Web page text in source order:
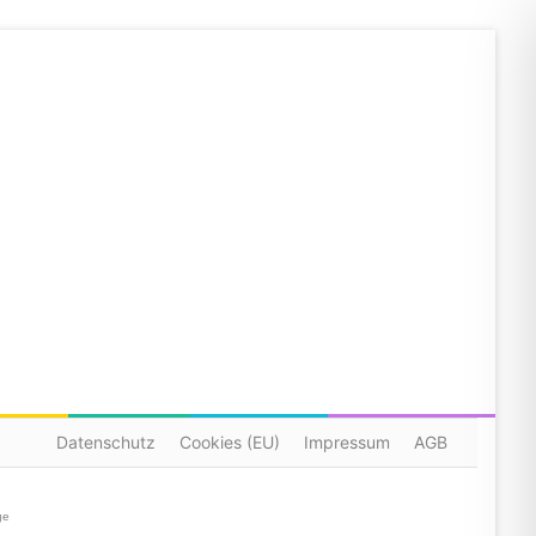
Datenschutz Cookies (EU) Impressum AGB